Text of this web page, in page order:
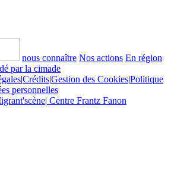
nous connaître Nos actions En région
par la cimade
|Crédits|Gestion des Cookies|Politique
personnelles
| Centre Frantz Fanon